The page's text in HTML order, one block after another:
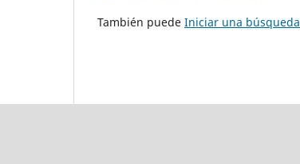
También puede Iniciar una